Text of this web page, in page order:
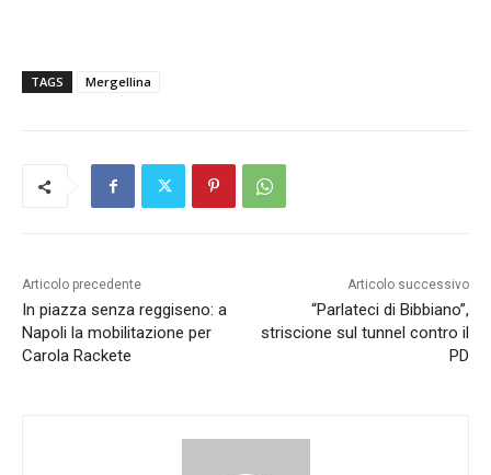
TAGS Mergellina
Articolo precedente
In piazza senza reggiseno: a
Napoli la mobilitazione per
Carola Rackete
Articolo successivo
“Parlateci di Bibbiano”,
striscione sul tunnel contro il
PD